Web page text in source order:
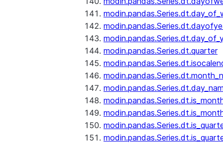
modin.pandas.Series.dt.quarter